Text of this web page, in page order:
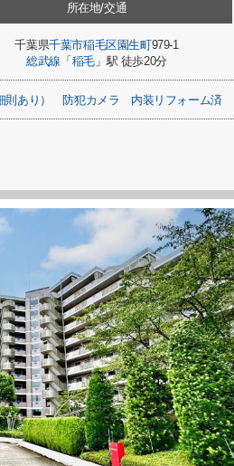
所在地/交通
千葉県千葉市稲毛区園生町979-1
総武線 「 稲毛」駅 徒歩20分
あり） 防犯カメラ 内装リフォーム済